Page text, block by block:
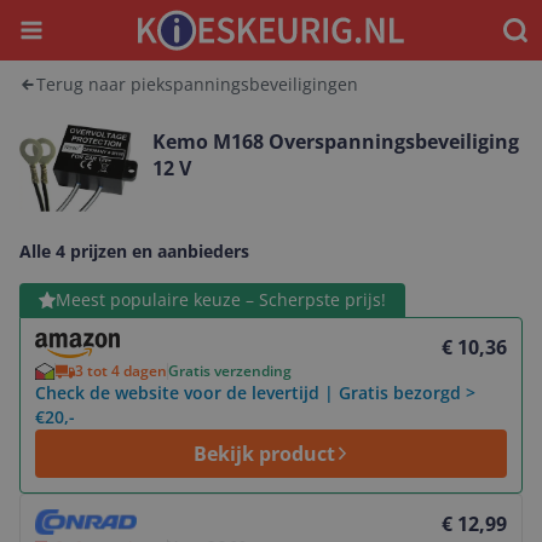
Menu
Terug naar piekspanningsbeveiligingen
Kemo M168 Overspanningsbeveiliging
12 V
Alle 4 prijzen en aanbieders
Meest populaire keuze – Scherpste prijs!
€ 10,36
3 tot 4 dagenGratis verzending
Check de website voor de levertijd | Gratis bezorgd >
€20,-
Bekijk product
Bekijk product
€ 12,99
Bekijk product